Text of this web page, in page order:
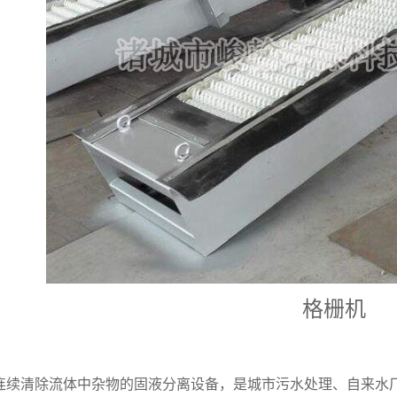
格栅机
续清除流体中杂物的固液分离设备，是城市污水处理、自来